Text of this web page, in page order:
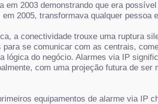
em 2003 demonstrando que era
em 2005, transformava qualquer pessoa
a conectividade trouxe uma ruptura
se comunicar com as centrais,
lógica do negócio. Alarmes via IP
com uma projeção futura de ser
equipamentos de alarme via IP